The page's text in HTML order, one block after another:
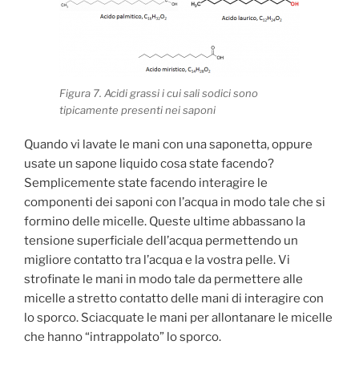
Figura 7. Acidi grassi i cui sali sodici sono
tipicamente presenti nei saponi
Quando vi lavate le mani con una saponetta, oppure
usate un sapone liquido cosa state facendo?
Semplicemente state facendo interagire le
componenti dei saponi con l’acqua in modo tale che si
formino delle micelle. Queste ultime abbassano la
tensione superficiale dell’acqua permettendo un
migliore contatto tra l’acqua e la vostra pelle. Vi
strofinate le mani in modo tale da permettere alle
micelle a stretto contatto delle mani di interagire con
lo sporco. Sciacquate le mani per allontanare le micelle
che hanno “intrappolato” lo sporco.